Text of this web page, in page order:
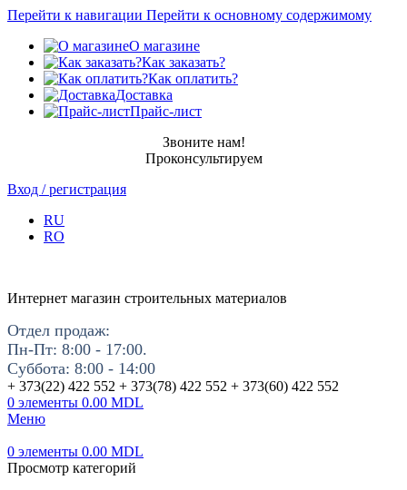
Перейти к навигации Перейти к основному содержимому
О магазине
Как заказать?
Как оплатить?
Доставка
Прайс-лист
Звоните нам!
Проконсультируем
Вход / регистрация
RU
RO
Интернет магазин строительных материалов
Отдел продаж:
Пн-Пт: 8:00 - 17:00.
Суббота: 8:00 - 14:00
+ 373(22) 422 552 + 373(78) 422 552 + 373(60) 422 552
0 элементы 0.00 MDL
Меню
0 элементы 0.00 MDL
Просмотр категорий